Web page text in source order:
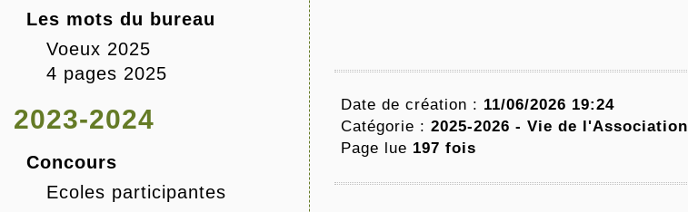
Les mots du bureau
Voeux 2025
4 pages 2025
2023-2024
Concours
Ecoles participantes
Date de création : 11/06/2026 19:24
Catégorie : 2025-2026 - Vie de l'Association
Page lue 197 fois